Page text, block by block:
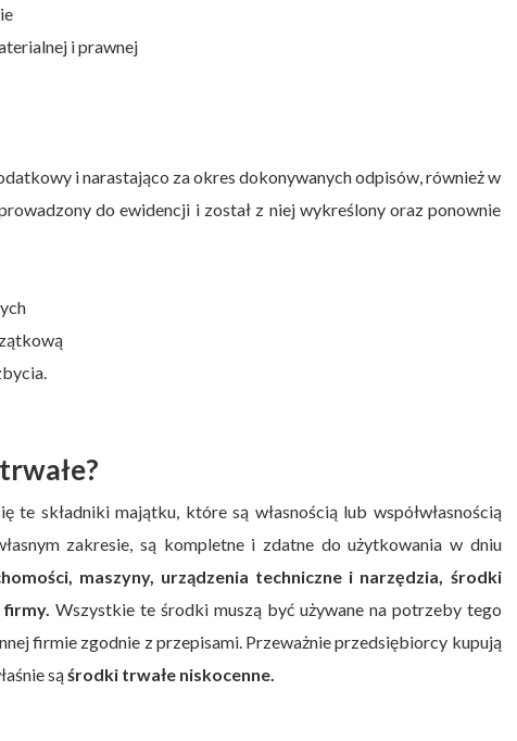
i prawnej
i narastająco za okres dokonywanych odpisów, również w
do ewidencji i został z niej wykreślony oraz ponownie
składniki majątku, które są własnością lub współwłasnością
zakresie, są kompletne i zdatne do użytkowania w dniu
maszyny, urządzenia techniczne i narzędzia, środki
Wszystkie te środki muszą być używane na potrzeby tego
firmie zgodnie z przepisami. Przeważnie przedsiębiorcy kupują
sąśrodki trwałe niskocenne.